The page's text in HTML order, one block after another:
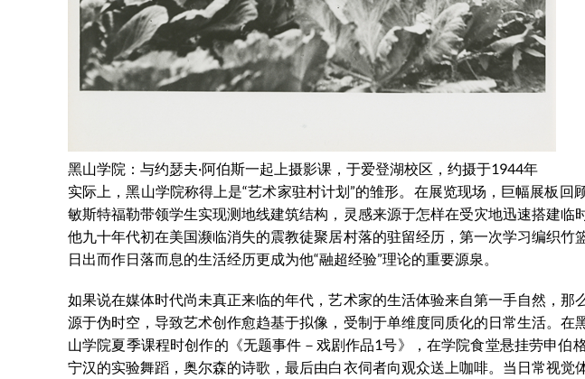
黑山学院：与约瑟夫·阿伯斯一起上摄影课，于爱登湖校区，约摄于1944年
实际上，黑山学院称得上是“艺术家驻村计划”的雏形。在展览现场，巨幅展板
敏斯特福勒带领学生实现测地线建筑结构，灵感来源于怎样在受灾地迅速搭建临
他九十年代初在美国濒临消失的震教徒聚居村落的驻留经历，第一次学习编织竹
日出而作日落而息的生活经历更成为他“融超经验”理论的重要源泉。
如果说在媒体时代尚未真正来临的年代，艺术家的生活体验来自第一手自然，那
源于伪时空，导致艺术创作愈趋基于拟像，受制于单维度同质化的日常生活。在
山学院夏季课程时创作的《无题事件－戏剧作品1号》，在学院食堂悬挂劳申伯
宁汉的实验舞蹈，奥尔森的诗歌，最后由白衣伺者向观众送上咖啡。当日常视觉